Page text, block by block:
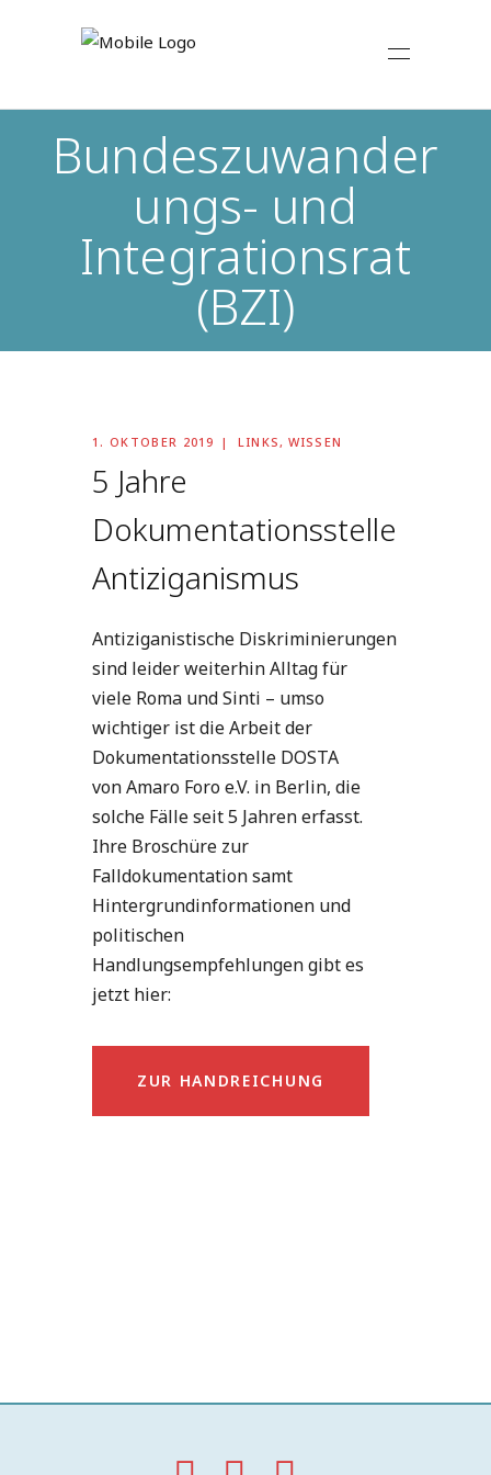
Bundeszuwander
ungs- und
Integrationsrat
(BZI)
1. OKTOBER 2019 LINKS, WISSEN
5 Jahre
Dokumentationsstelle
Antiziganismus
Antiziganistische Diskriminierungen
sind leider weiterhin Alltag für
viele Roma undSinti – umso
wichtiger ist die Arbeit der
Dokumentationsstelle DOSTA
von Amaro Foro e.V. in Berlin, die
solche Fälle seit 5 Jahren erfasst.
Ihre Broschüre zur
Falldokumentation samt
Hintergrundinformationen und
politischen
Handlungsempfehlungen gibt es
jetzt hier:
ZUR HANDREICHUNG